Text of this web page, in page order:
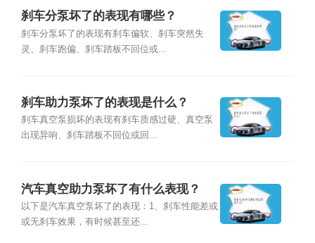
刹车分泵坏了的表现有哪些？
刹车分泵坏了的表现有刹车偏软、刹车突然失
灵、刹车跑偏、刹车踏板不回位或...
刹车助力泵坏了的表现是什么？
刹车真空泵损坏的表现有刹车质感过硬、真空泵
出现异响、刹车踏板不回位或回...
汽车真空助力泵坏了有什么表现？
以下是汽车真空泵坏了的表现：1、刹车性能差或
或无刹车效果，有时候甚至还...